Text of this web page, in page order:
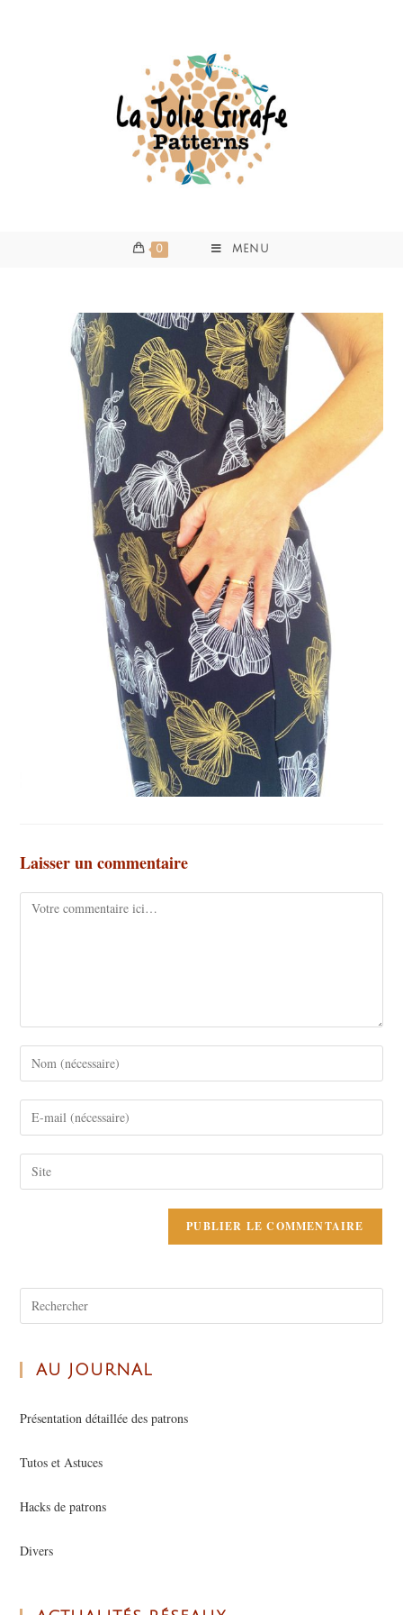
0 MENU
Laisser un commentaire
AU JOURNAL
Présentation détaillée des patrons
Tutos et Astuces
Hacks de patrons
Divers